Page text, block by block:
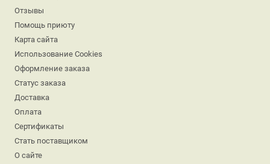
Отзывы
Помощь приюту
Карта сайта
Использование Cookies
Оформление заказа
Статус заказа
Доставка
Оплата
Сертификаты
Стать поставщиком
О сайте